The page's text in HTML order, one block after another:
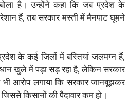
है। उन्होंने कहा कि जब प्रदेश के
हैं, तब सरकार मस्ती में मैनपाट घूमने
के कई जिलों में बस्तियां जलमग्न हैं,
खुले में पड़ा सड़ रहा है, लेकिन सरकार
भी आरोप लगाया कि सरकार जानबूझकर
किसानों की पैदावार कम हो।